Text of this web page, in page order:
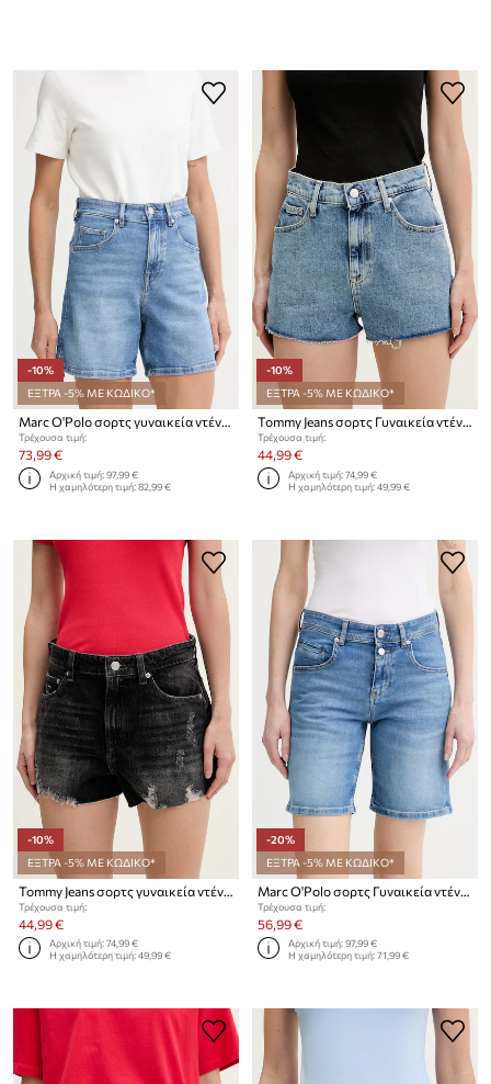
-10%
ΕΞΤΡΑ -5% ΜΕ ΚΩΔΙΚΟ*
Marc O'Polo σορτς γυναικεία ντένιμ
Τρέχουσα τιμή:
73,99 €
Αρχική τιμή:97,99 €
Η χαμηλότερη τιμή:82,99 €
-10%
ΕΞΤΡΑ -5% ΜΕ ΚΩΔΙΚΟ*
Tommy Jeans σορτς Γυναικεία ντένιμ
Τρέχουσα τιμή:
44,99 €
Αρχική τιμή:74,99 €
Η χαμηλότερη τιμή:49,99 €
-10%
ΕΞΤΡΑ -5% ΜΕ ΚΩΔΙΚΟ*
Tommy Jeans σορτς γυναικεία ντένιμ
Τρέχουσα τιμή:
44,99 €
Αρχική τιμή:74,99 €
Η χαμηλότερη τιμή:49,99 €
-20%
ΕΞΤΡΑ -5% ΜΕ ΚΩΔΙΚΟ*
Marc O'Polo σορτς Γυναικεία ντένιμ
Τρέχουσα τιμή:
56,99 €
Αρχική τιμή:97,99 €
Η χαμηλότερη τιμή:71,99 €